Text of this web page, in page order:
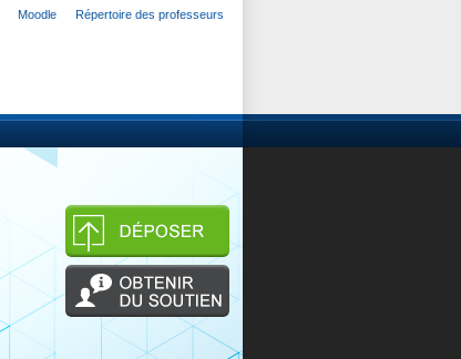
Moodle Répertoire des professeurs